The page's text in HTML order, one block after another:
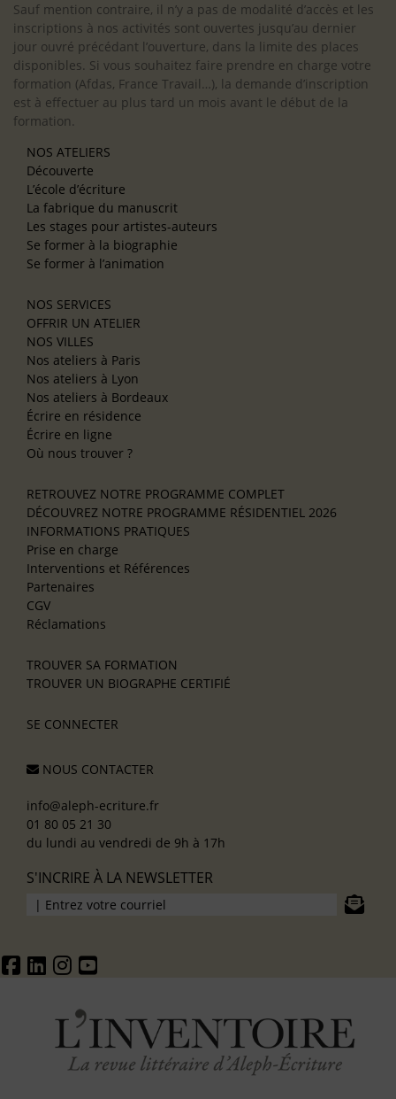
Sauf mention contraire, il n’y a pas de modalité d’accès et les
inscriptions à nos activités sont ouvertes jusqu’au dernier
jour ouvré précédant l’ouverture, dans la limite des places
disponibles. Si vous souhaitez faire prendre en charge votre
formation (Afdas, France Travail…), la demande d’inscription
est à effectuer au plus tard un mois avant le début de la
formation.
NOS ATELIERS
Découverte
L’école d’écriture
La fabrique du manuscrit
Les stages pour artistes-auteurs
Se former à la biographie
Se former à l’animation
NOS SERVICES
OFFRIR UN ATELIER
NOS VILLES
Nos ateliers à Paris
Nos ateliers à Lyon
Nos ateliers à Bordeaux
Écrire en résidence
Écrire en ligne
Où nous trouver ?
RETROUVEZ NOTRE PROGRAMME COMPLET
DÉCOUVREZ NOTRE PROGRAMME RÉSIDENTIEL 2026
INFORMATIONS PRATIQUES
Prise en charge
Interventions et Références
Partenaires
CGV
Réclamations
TROUVER SA FORMATION
TROUVER UN BIOGRAPHE CERTIFIÉ
SE CONNECTER
NOUS CONTACTER
info@aleph-ecriture.fr
01 80 05 21 30
du lundi au vendredi de 9h à 17h
S'INCRIRE À LA NEWSLETTER